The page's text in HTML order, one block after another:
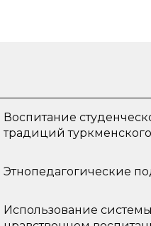
Воспитание
традиций
Этнопедагогические
Использование